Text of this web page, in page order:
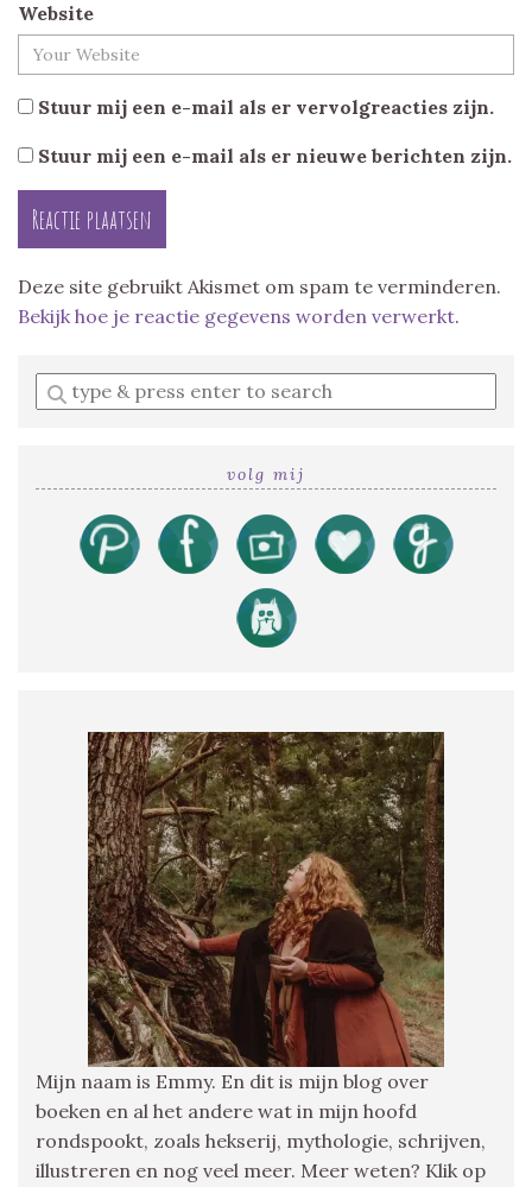
Website
Stuur mij een e-mail als er vervolgreacties zijn.
Stuur mij een e-mail als er nieuwe berichten zijn.
Deze site gebruikt Akismet om spam te verminderen.
Bekijk hoe je reactie gegevens worden verwerkt.
Enter
a
volg mij
Mijn naam is Emmy. En dit is mijn blog over
boeken en al het andere wat in mijn hoofd
rondspookt, zoals hekserij, mythologie, schrijven,
illustreren en nog veel meer. Meer weten? Klik op